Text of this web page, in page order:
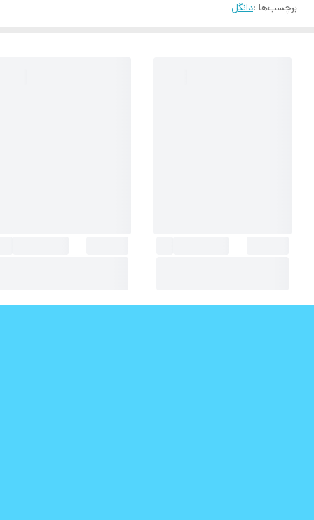
برچسب‌ها :دانگل